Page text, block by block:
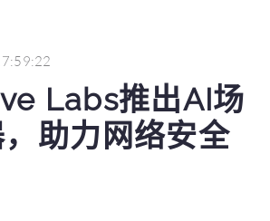
Labs推出AI场
助力网络安全